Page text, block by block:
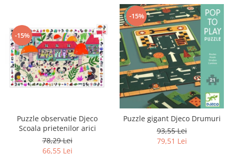
-15%
Puzzle observatie Djeco
Scoala prietenilor arici
78,29 Lei
66,55 Lei
-15%
Puzzle gigant Djeco Drumuri
93,55 Lei
79,51 Lei